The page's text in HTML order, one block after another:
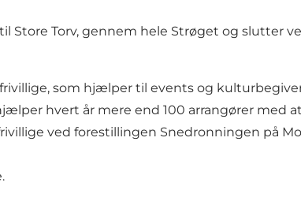
Store Torv, gennem hele Strøget og slutter
som hjælper til events og
hvert år mere end 100 arrangører med
ved forestillingen Snedronningen på